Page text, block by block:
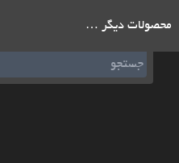
محصولات دیگر …